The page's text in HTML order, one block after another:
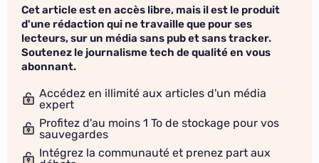
Cet article est en accès libre, mais il est le produit
d'une rédaction qui ne travaille que pour ses
lecteurs, sur un média sans pub et sans tracker.
Soutenez le journalisme tech de qualité en vous
abonnant.
Accédez en illimité aux articles d'un média
expert
Profitez d'au moins 1 To de stockage pour vos
sauvegardes
Intégrez la communauté et prenez part aux